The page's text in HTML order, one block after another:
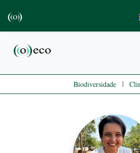
Biodiversidade |